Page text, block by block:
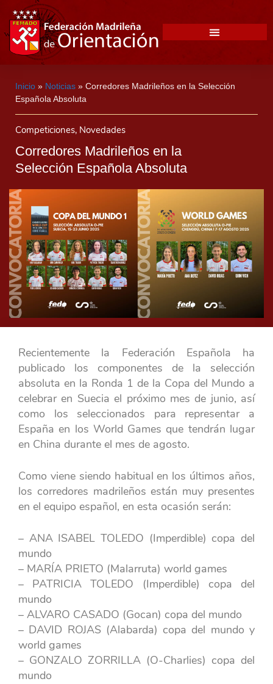
Inicio » Noticias » Corredores Madrileños en la Selección
Española Absoluta
Competiciones, Novedades
Corredores Madrileños en la
Selección Española Absoluta
Recientemente la Federación Española ha
publicado los componentes de la selección
absoluta en la Ronda 1 de la Copa del Mundo a
celebrar en Suecia el próximo mes de junio, así
como los seleccionados para representar a
España en los World Games que tendrán lugar
en China durante el mes de agosto.
Como viene siendo habitual en los últimos años,
los corredores madrileños están muy presentes
en el equipo español, en esta ocasión serán:
– ANA ISABEL TOLEDO (Imperdible) copa del
mundo
– MARÍA PRIETO (Malarruta) world games
– PATRICIA TOLEDO (Imperdible) copa del
mundo
– ALVARO CASADO (Gocan) copa del mundo
– DAVID ROJAS (Alabarda) copa del mundo y
world games
– GONZALO ZORRILLA (O-Charlies) copa del
mundo